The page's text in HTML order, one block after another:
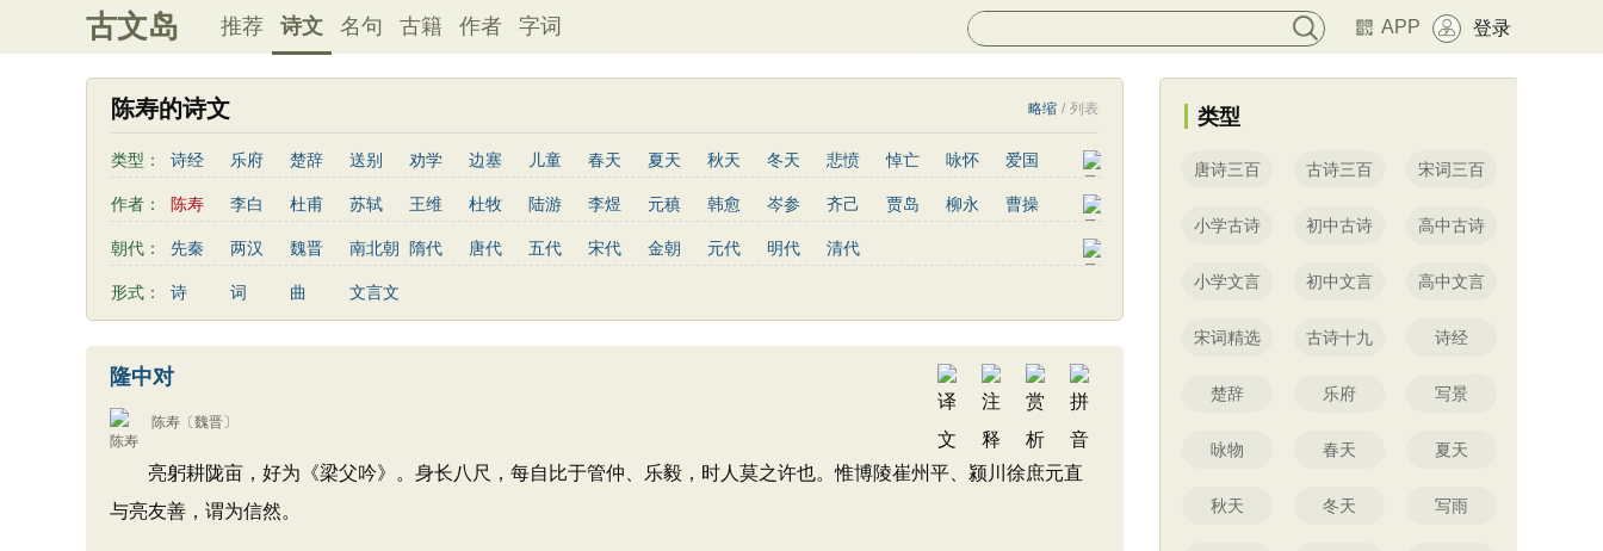
古文岛 推荐 诗文 名句 古籍 作者 字词 APP 登录
陈寿的诗文 列表
/
略缩
类型： 诗经 乐府 楚辞 送别 劝学 边塞 儿童 春天 夏天 秋天 冬天 悲愤 悼亡 咏怀
爱国
思乡
咏物 爱情 田园 民歌 民谣 山水 怀古 咏史 散文 闺怨 抒情 赞美 咏柳
读书
寒食节
清明节 端午节 七夕节
古诗十九首
作者： 陈寿 李白 杜甫 苏轼 王维 杜牧 陆游 李煜 元稹 韩愈 岑参 齐己 贾岛 柳永
曹操
李贺
曹植 张籍 孟郊 皎然 许浑 罗隐 贯休 韦庄 屈原 王勃 张祜
刘长卿
王昌龄 杨万里 诸葛亮 范仲淹 陆龟蒙 晏几道 周邦彦 杜荀鹤 吴文英 马致远
皮日休
左丘明
纳兰性德
朝代： 先秦 两汉 魏晋 南北朝 隋代 唐代 五代 宋代 金朝 元代 明代 清代
形式： 诗 词 曲 文言文
隆中对
陈寿 〔魏晋〕
亮躬耕陇亩，好为《梁父吟》。身长八尺，每自比于管仲、乐毅，时人莫之许也。惟博陵崔州平、颍川徐庶元直
与亮友善，谓为信然。
类型
唐诗三百 古诗三百 宋词三百
小学古诗 初中古诗 高中古诗
小学文言 初中文言 高中文言
宋词精选 古诗十九 诗经
楚辞 乐府 写景
咏物 春天 夏天
秋天 冬天 写雨